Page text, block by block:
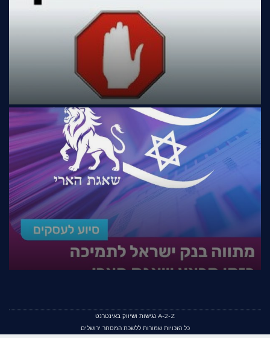
A-2-Z נגישות ושיווק באינטרנט
כל הזכויות שמורות ללשכת המסחר ירושלים